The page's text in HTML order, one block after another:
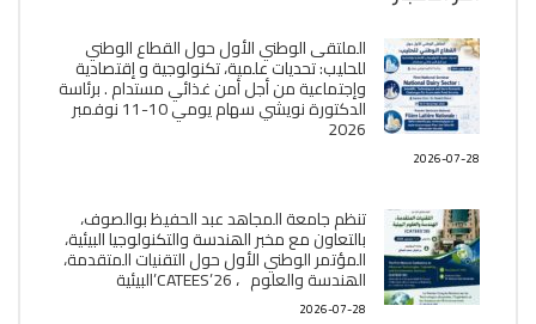
الملتقى الوطني الأول حول القطاع الوطني
للحليب: تحديات علمية، تكنولوجية و إقتصادية
وإجتماعية من أجل أمن غذائي مستدام . برئاسة
الدكتورة نويشي سهام يومي 10-11 نوفمبر
2026
2026-07-28
تنظم جامعة المجاهد عبد الحفيظ بوالصوف،
بالتعاون مع مخبر الھندسة والتكنولوجيا البیئیة،
المؤتمر الوطني الأول حول التقنيات المتقدمة،
الھندسة والعلوم ، CATEES’26’البیئية
2026-07-28